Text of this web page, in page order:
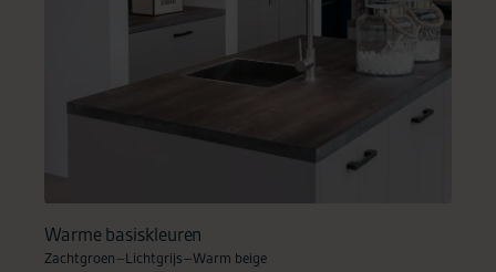
Warme basiskleuren
Zachtgroen–Lichtgrijs–Warm beige